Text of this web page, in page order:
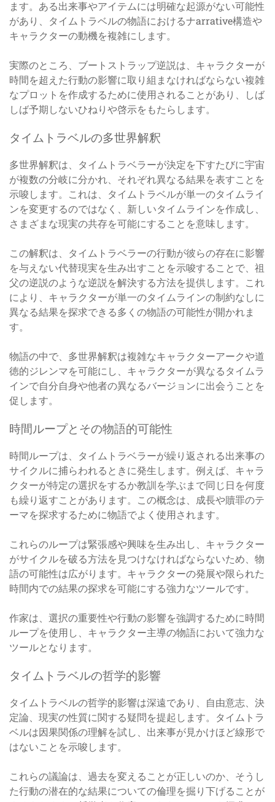
ます。ある出来事やアイテムには明確な起源がない可能性
があり、タイムトラベルの物語におけるナarrative構造や
キャラクターの動機を複雑にします。
実際のところ、ブートストラップ逆説は、キャラクターが
時間を超えた行動の影響に取り組まなければならない複雑
なプロットを作成するために使用されることがあり、しば
しば予期しないひねりや啓示をもたらします。
タイムトラベルの多世界解釈
多世界解釈は、タイムトラベラーが決定を下すたびに宇宙
が複数の分岐に分かれ、それぞれ異なる結果を表すことを
示唆します。これは、タイムトラベルが単一のタイムライ
ンを変更するのではなく、新しいタイムラインを作成し、
さまざまな現実の共存を可能にすることを意味します。
この解釈は、タイムトラベラーの行動が彼らの存在に影響
を与えない代替現実を生み出すことを示唆することで、祖
父の逆説のような逆説を解決する方法を提供します。これ
により、キャラクターが単一のタイムラインの制約なしに
異なる結果を探求できる多くの物語の可能性が開かれま
す。
物語の中で、多世界解釈は複雑なキャラクターアークや道
徳的ジレンマを可能にし、キャラクターが異なるタイムラ
インで自分自身や他者の異なるバージョンに出会うことを
促します。
時間ループとその物語的可能性
時間ループは、タイムトラベラーが繰り返される出来事の
サイクルに捕らわれるときに発生します。例えば、キャラ
クターが特定の選択をするか教訓を学ぶまで同じ日を何度
も繰り返すことがあります。この概念は、成長や贖罪のテ
ーマを探求するために物語でよく使用されます。
これらのループは緊張感や興味を生み出し、キャラクター
がサイクルを破る方法を見つけなければならないため、物
語の可能性は広がります。キャラクターの発展や限られた
時間内での結果の探求を可能にする強力なツールです。
作家は、選択の重要性や行動の影響を強調するために時間
ループを使用し、キャラクター主導の物語において強力な
ツールとなります。
タイムトラベルの哲学的影響
タイムトラベルの哲学的影響は深遠であり、自由意志、決
定論、現実の性質に関する疑問を提起します。タイムトラ
ベルは因果関係の理解を試し、出来事が見かけほど線形で
はないことを示唆します。
これらの議論は、過去を変えることが正しいのか、そうし
た行動の潜在的な結果についての倫理を掘り下げることが